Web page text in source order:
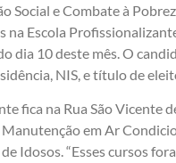
Social e Combate à
na Escola
dia 10 deste mês. O
NIS, e título de
fica na Rua São Vicente
Manutenção em Ar
Idosos. “Esses cursos